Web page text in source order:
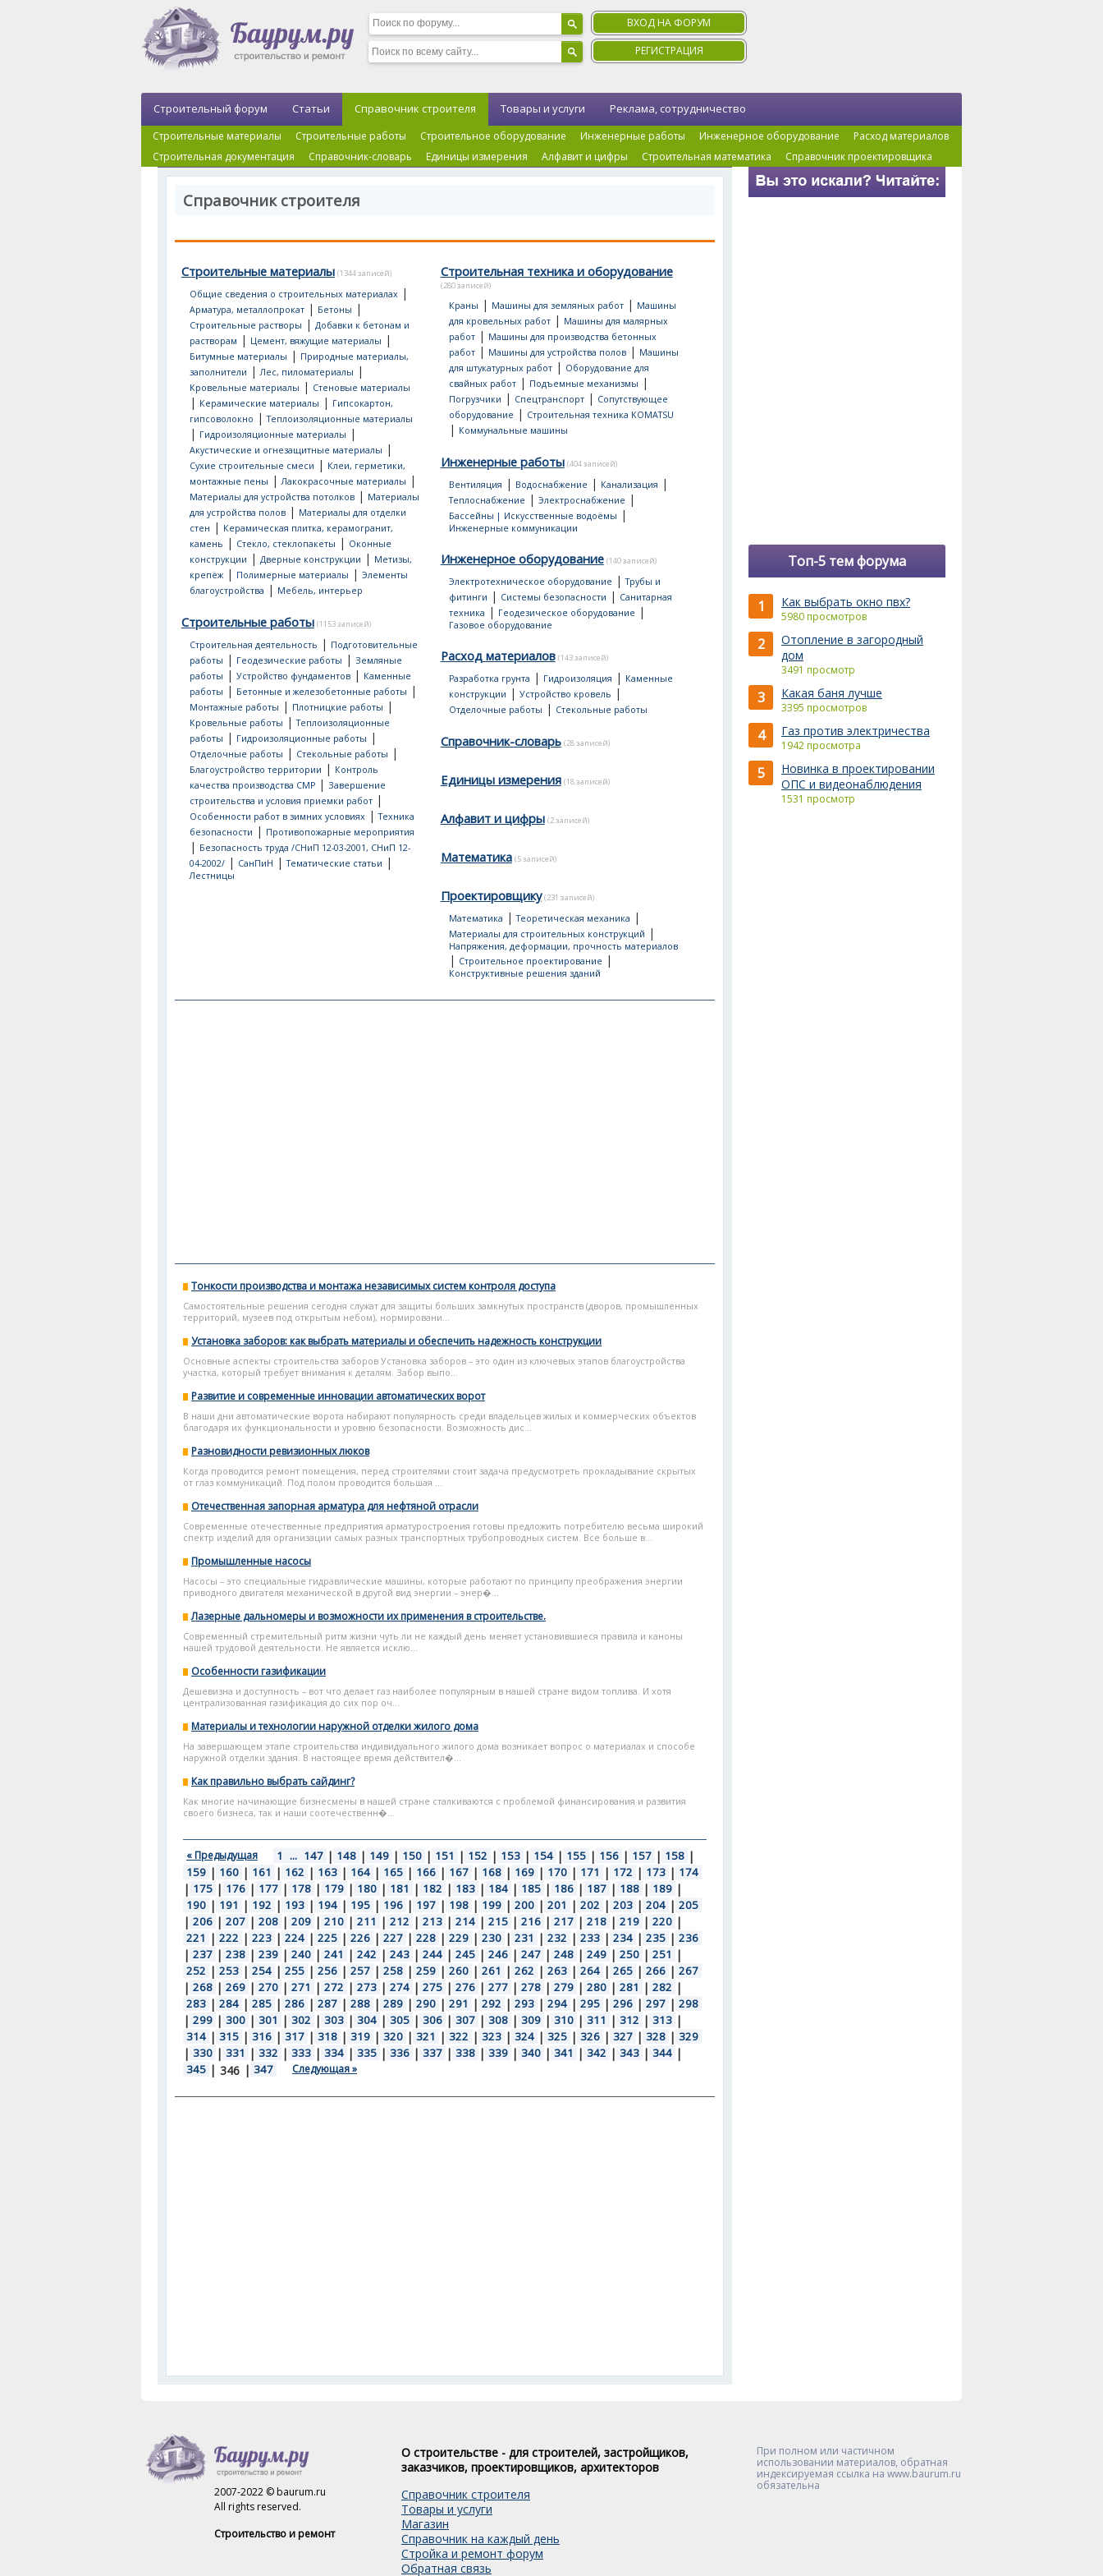
ВХОД НА ФОРУМ
РЕГИСТРАЦИЯ
Строительный форум Статьи Справочник строителя
Строительные материалы Строительные работы Строительное оборудование Инженерные работы Инженерное оборудование
Расход материалов
Строительная документация
Справочник-словарь Единицы измерения Алфавит и цифры Строительная математика Справочник проектировщика
Товары и услуги Реклама, сотрудничество
Справочник строителя
Строительные материалы (1344 записей)
Общие сведения о строительных материалах|
Арматура, металлопрокат| Бетоны |
Строительные растворы | Добавки к бетонам и
растворам | Цемент, вяжущие материалы |
Битумные материалы | Природные материалы,
заполнители |Лес, пиломатериалы |
Кровельные материалы | Стеновые материалы
| Керамические материалы | Гипсокартон,
гипсоволокно |Теплоизоляционные материалы
| Гидроизоляционные материалы |
Акустические и огнезащитные материалы |
Сухие строительные смеси | Клеи, герметики,
монтажные пены |Лакокрасочные материалы |
Материалы для устройства потолков| Материалы
для устройства полов| Материалы для отделки
стен | Керамическая плитка, керамогранит,
камень | Стекло, стеклопакеты | Оконные
конструкции | Дверные конструкции | Метизы,
крепёж| Полимерные материалы | Элементы
благоустройства | Мебель, интерьер
Строительные работы (1153 записей)
Строительная деятельность | Подготовительные
работы | Геодезические работы | Земляные
работы | Устройство фундаментов| Каменные
работы | Бетонные и железобетонные работы |
Монтажные работы | Плотницкие работы |
Кровельные работы |Теплоизоляционные
работы | Гидроизоляционные работы |
Отделочные работы | Стекольные работы |
Благоустройство территории | Контроль
качества производства СМР| Завершение
строительства и условия приемки работ|
Особенности работ в зимних условиях|Техника
безопасности | Противопожарные мероприятия
| Безопасность труда /СНиП 12-03-2001, СНиП 12-
04-2002/| СанПиН |Тематические статьи |
Лестницы
Строительная техника и оборудование
(280 записей)
Краны | Машины для земляных работ| Машины
для кровельных работ| Машины для малярных
работ| Машины для производства бетонных
работ| Машины для устройства полов| Машины
для штукатурных работ| Оборудование для
свайных работ| Подъемные механизмы |
Погрузчики | Спецтранспорт| Сопутствующее
оборудование | Строительная техника KOMATSU
| Коммунальные машины
Инженерные работы (404 записей)
Вентиляция | Водоснабжение | Канализация |
Теплоснабжение | Электроснабжение |
Бассейны | Искусственные водоёмы |
Инженерные коммуникации
Инженерное оборудование (140 записей)
Электротехническое оборудование |Трубы и
фитинги | Системы безопасности | Санитарная
техника | Геодезическое оборудование |
Газовое оборудование
Расход материалов (143 записей)
Разработка грунта | Гидроизоляция | Каменные
конструкции | Устройство кровель |
Отделочные работы | Стекольные работы
Справочник-словарь (28 записей)
Единицы измерения (18 записей)
Алфавит и цифры (2 записей)
Математика (5 записей)
Проектировщику (231 записей)
Математика |Теоретическая механика |
Материалы для строительных конструкций |
Напряжения, деформации, прочность материалов
| Строительное проектирование |
Конструктивные решения зданий
Тонкости производства и монтажа независимых систем контроля доступа
Самостоятельные решения сегодня служат для защиты больших замкнутых пространств (дворов, промышленных
территорий, музеев под открытым небом), нормировани...
Установка заборов: как выбрать материалы и обеспечить надежность конструкции
Основные аспекты строительства заборов Установка заборов – это один из ключевых этапов благоустройства
участка, который требует внимания к деталям. Забор выпо...
Развитие и современные инновации автоматических ворот
В наши дни автоматические ворота набирают популярность среди владельцев жилых и коммерческих объектов
благодаря их функциональности и уровню безопасности. Возможность дис...
Разновидности ревизионных люков
Когда проводится ремонт помещения, перед строителями стоит задача предусмотреть прокладывание скрытых
от глаз коммуникаций. Под полом проводится большая ...
Отечественная запорная арматура для нефтяной отрасли
Современные отечественные предприятия арматуростроения готовы предложить потребителю весьма широкий
спектр изделий для организации самых разных транспортных трубопроводных систем. Все больше в...
Промышленные насосы
Насосы – это специальные гидравлические машины, которые работают по принципу преображения энергии
приводного двигателя механической в другой вид энергии – энер�...
Лазерные дальномеры и возможности их применения в строительстве.
Современный стремительный ритм жизни чуть ли не каждый день меняет установившиеся правила и каноны
нашей трудовой деятельности. Не является исклю...
Особенности газификации
Дешевизна и доступность – вот что делает газ наиболее популярным в нашей стране видом топлива. И хотя
централизованная газификация до сих пор оч...
Материалы и технологии наружной отделки жилого дома
На завершающем этапе строительства индивидуального жилого дома возникает вопрос о материалах и способе
наружной отделки здания. В настоящее время действител�...
Как правильно выбрать сайдинг?
Как многие начинающие бизнесмены в нашей стране сталкиваются с проблемой финансирования и развития
своего бизнеса, так и наши соотечественн�...
« Предыдущая 1 ... 147 | 148 | 149 | 150 | 151 | 152 | 153 | 154 | 155 | 156 | 157 | 158 |
159 | 160 | 161 | 162 | 163 | 164 | 165 | 166 | 167 | 168 | 169 | 170 | 171 | 172 | 173 | 174
| 175 | 176 | 177 | 178 | 179 | 180 | 181 | 182 | 183 | 184 | 185 | 186 | 187 | 188 | 189 |
190 | 191 | 192 | 193 | 194 | 195 | 196 | 197 | 198 | 199 | 200 | 201 | 202 | 203 | 204 | 205
| 206 | 207 | 208 | 209 | 210 | 211 | 212 | 213 | 214 | 215 | 216 | 217 | 218 | 219 | 220 |
221 | 222 | 223 | 224 | 225 | 226 | 227 | 228 | 229 | 230 | 231 | 232 | 233 | 234 | 235 | 236
| 237 | 238 | 239 | 240 | 241 | 242 | 243 | 244 | 245 | 246 | 247 | 248 | 249 | 250 | 251 |
252 | 253 | 254 | 255 | 256 | 257 | 258 | 259 | 260 | 261 | 262 | 263 | 264 | 265 | 266 | 267
| 268 | 269 | 270 | 271 | 272 | 273 | 274 | 275 | 276 | 277 | 278 | 279 | 280 | 281 | 282 |
283 | 284 | 285 | 286 | 287 | 288 | 289 | 290 | 291 | 292 | 293 | 294 | 295 | 296 | 297 | 298
| 299 | 300 | 301 | 302 | 303 | 304 | 305 | 306 | 307 | 308 | 309 | 310 | 311 | 312 | 313 |
314 | 315 | 316 | 317 | 318 | 319 | 320 | 321 | 322 | 323 | 324 | 325 | 326 | 327 | 328 | 329
| 330 | 331 | 332 | 333 | 334 | 335 | 336 | 337 | 338 | 339 | 340 | 341 | 342 | 343 | 344 |
345 | 346 | 347 Следующая »
Топ-5 тем форума
1 Как выбрать окно пвх?
5980 просмотров
2
Отопление в загородный
дом
3491 просмотр
3 Какая баня лучше
3395 просмотров
4 Газ против электричества
1942 просмотра
5
Новинка в проектировании
ОПС и видеонаблюдения
1531 просмотр
2007-2022 © baurum.ru
All rights reserved.
Строительство и ремонт
О строительстве - для строителей, застройщиков,
заказчиков, проектировщиков, архитекторов
Справочник строителя
Товары и услуги
Магазин
Справочник на каждый день
Стройка и ремонт форум
Обратная связь
При полном или частичном
использовании материалов, обратная
индексируемая ссылка на www.baurum.ru
обязательна